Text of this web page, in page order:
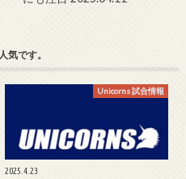
気です。
Unicorns 試合情報
2025.4.23